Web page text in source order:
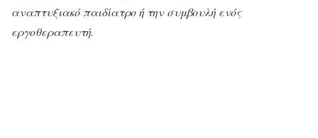
αναπτυξιακό παιδίατρο ή την συμβουλή ενός
εργοθεραπευτή.